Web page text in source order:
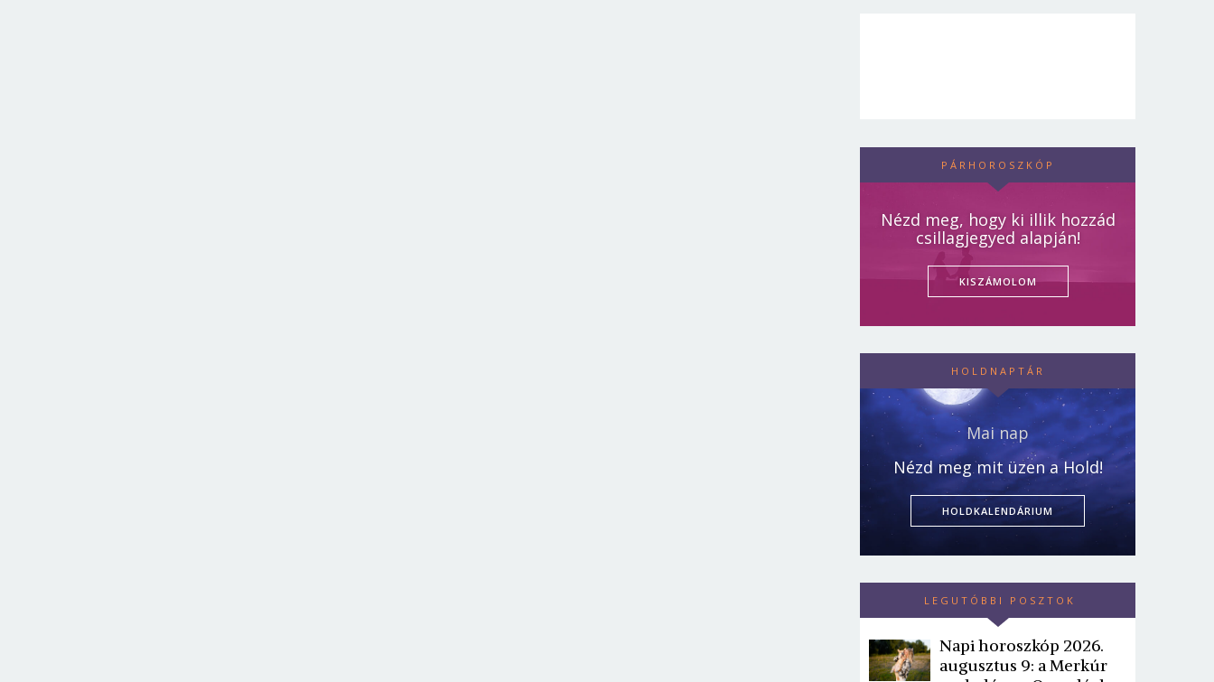
PÁRHOROSZKÓP
Nézd meg, hogy ki illik hozzád
csillagjegyed alapján!
KISZÁMOLOM
HOLDNAPTÁR
Mai nap
Nézd meg mit üzen a Hold!
HOLDKALENDÁRIUM
LEGUTÓBBI POSZTOK
Napi horoszkóp 2026.
augusztus 9: a Merkúr